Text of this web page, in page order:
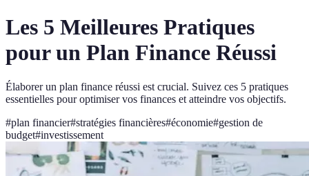
Les 5 Meilleures Pratiques
pour un Plan Finance Réussi
Élaborer un plan finance réussi est crucial. Suivez ces 5 pratiques
essentielles pour optimiser vos finances et atteindre vos objectifs.
#plan financier#stratégies financières#économie#gestion de
budget#investissement